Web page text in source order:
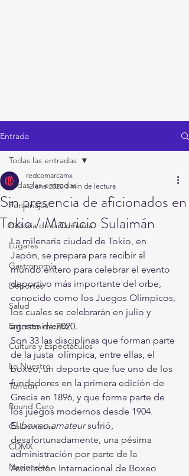
Entrada
Todas las entradas
Personajes
Historia de la Comarca
Lugares
Gastronomía
Deportes
Salud
Entretenimiento
Cultura y Espectáculos
Lo Nuestro
Torreón
Round Cero
Columnistas
CDMX
Nacionales
Todas las entradas
Sin presencia de aficionados en
Tokio / Mauricio Sulaimán
redcomarcamx
12 ene 2020 3 min de lectura
La milenaria ciudad de Tokio, en
Japón, se prepara para recibir al
mundo entero para celebrar el evento
deportivo más importante del orbe,
conocido como los Juegos Olímpicos,
los cuales se celebrarán en julio y
agosto de 2020.
Son 33 las disciplinas que forman parte
de la justa  olímpica, entre ellas, el
boxeo, un deporte que fue uno de los
fundadores en la primera edición de
Grecia en 1896, y que forma parte de
los juegos modernos desde 1904.
El boxeo amateur sufrió,
desafortunadamente, una pésima
administración por parte de la
Asociación Internacional de Boxeo